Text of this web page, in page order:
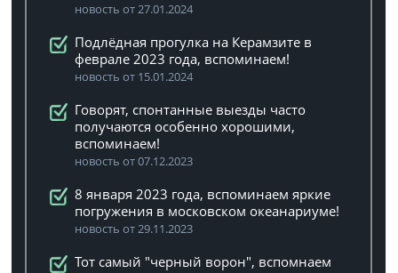
новость от 27.01.2024
Подлёдная прогулка на Керамзите в
феврале 2023 года, вспоминаем!
новость от 15.01.2024
Говорят, спонтанные выезды часто
получаются особенно хорошими,
вспоминаем!
новость от 07.12.2023
8 января 2023 года, вспоминаем яркие
погружения в московском океанариуме!
новость от 29.11.2023
Тот самый "черный ворон", вспомнаем